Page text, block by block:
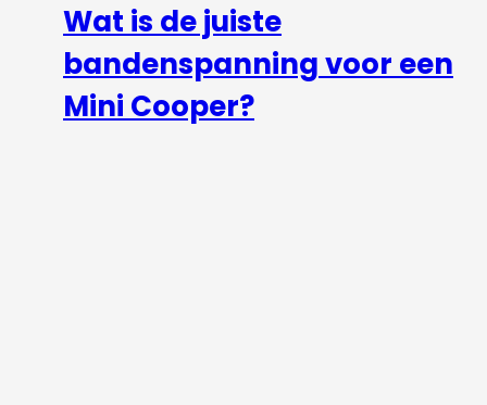
Wat is de juiste
bandenspanning voor een
Mini Cooper?